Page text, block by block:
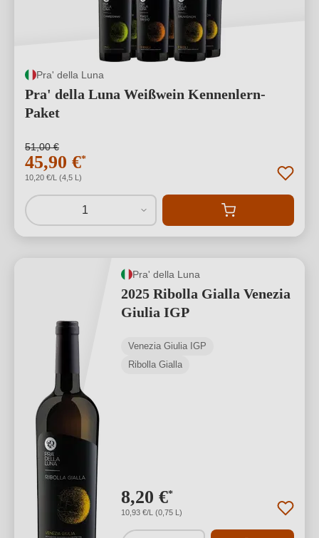
Pra' della Luna
Pra' della Luna Weißwein Kennenlern-
Paket
51,00 €
45,90 €*
10,20 €/L (4,5 L)
1
Pra' della Luna
2025 Ribolla Gialla Venezia
Giulia IGP
Venezia Giulia IGP
Ribolla Gialla
8,20 €*
10,93 €/L (0,75 L)